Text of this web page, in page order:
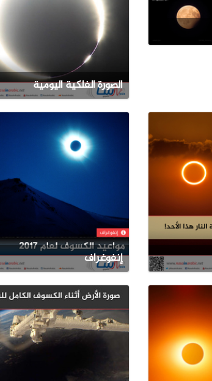
الصورة الفلكية اليومية
إنفوغراف